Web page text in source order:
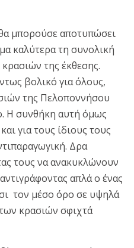
μπορούσε αποτυπώσει
καλύτερα τη συνολική
της έκθεσης.
βολικό για όλους,
της Πελοποννήσου
Η συνθήκη αυτή όμως
για τους ίδιους τους
Δρα
τους να ανακυκλώνουν
απλά ο ένας
τον μέσο όρο σε υψηλά
κρασιών σφιχτά